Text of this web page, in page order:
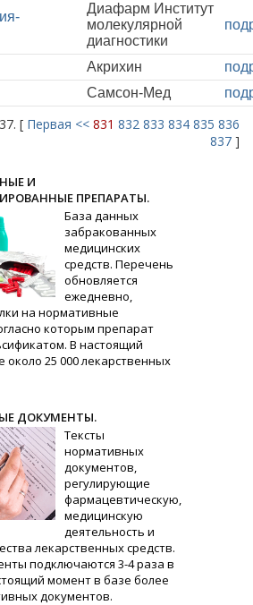
Диафарм Институт
молекулярной
диагностики
Акрихин
Самсон-Мед
[ Первая << 831 832 833 834 835 836
837 ]
И
ПРЕПАРАТЫ.
База данных
забракованных
медицинских
средств. Перечень
обновляется
ежедневно,
на нормативные
которым препарат
В настоящий
около 25 000 лекарственных
ДОКУМЕНТЫ.
Тексты
нормативных
документов,
регулирующие
фармацевтическую,
медицинскую
деятельность и
лекарственных средств.
подключаются 3-4 раза в
момент в базе более
документов.